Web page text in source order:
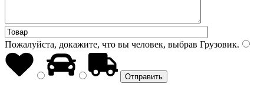
Пожалуйста, докажите, что вы человек, выбрав Грузовик.